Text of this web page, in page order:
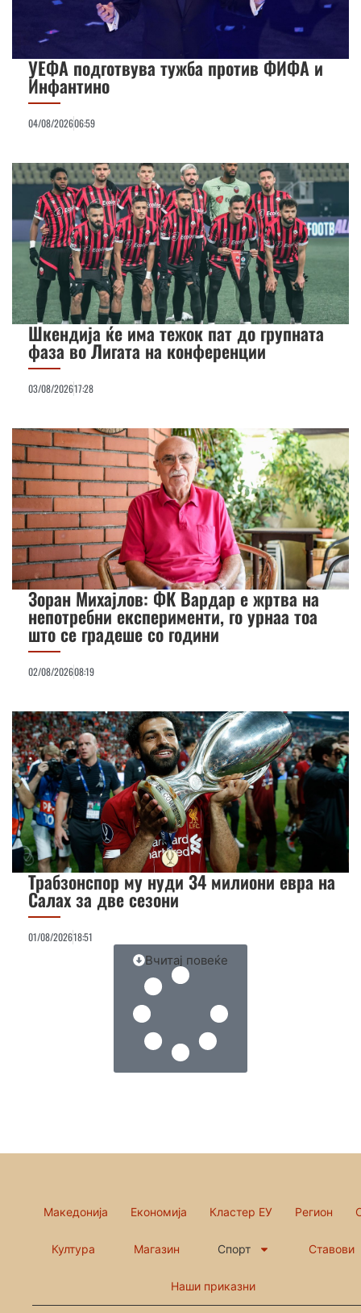
УЕФА подготвува тужба против ФИФА и
Инфантино
04/08/202606:59
Шкендија ќе има тежок пат до групната
фаза во Лигата на конференции
03/08/202617:28
Зоран Михајлов: ФК Вардар е жртва на
непотребни експерименти, го урнаа тоа
што се градеше со години
02/08/202608:19
Трабзонспор му нуди 34 милиони евра на
Салах за две сезони
01/08/202618:51
Вчитај повеќе
Македонија Економија Кластер ЕУ Регион
Култура Магазин Спорт Ставови
Наши приказни